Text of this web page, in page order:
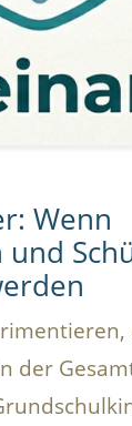
Wenn
der